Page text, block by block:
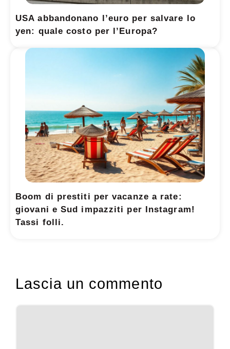
USA abbandonano l’euro per salvare lo
yen: quale costo per l’Europa?
Boom di prestiti per vacanze a rate:
giovani e Sud impazziti per Instagram!
Tassi folli.
Lascia un commento